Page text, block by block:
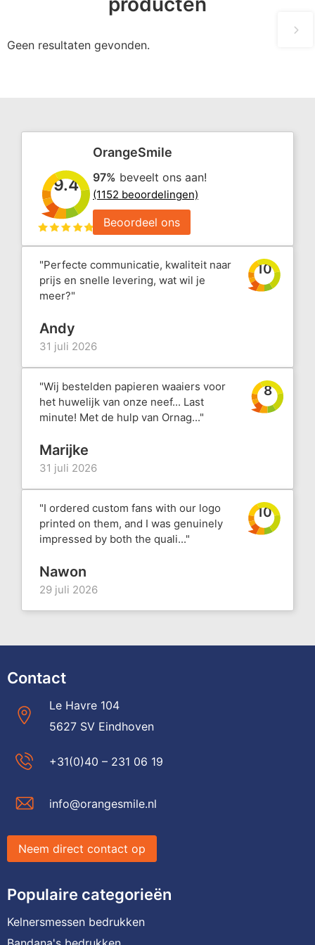
Geen resultaten gevonden.
9.4
OrangeSmile
97% beveelt ons aan!
(1152 beoordelingen)
Beoordeel ons
"Perfecte communicatie, kwaliteit naar
prijs en snelle levering, wat wil je
meer?"
10
Andy
31 juli 2026
"Wij bestelden papieren waaiers voor
het huwelijk van onze neef... Last
minute! Met de hulp van Ornag..."
8
Marijke
31 juli 2026
"I ordered custom fans with our logo
printed on them, and I was genuinely
impressed by both the quali..."
10
Nawon
29 juli 2026
Contact
Le Havre 104
5627 SV Eindhoven
+31(0)40 – 231 06 19
info@orangesmile.nl
Neem direct contact op
Populaire categorieën
Kelnersmessen bedrukken